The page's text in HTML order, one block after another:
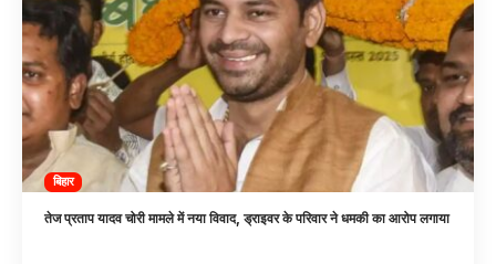
बिहार
तेज प्रताप यादव चोरी मामले में नया विवाद, ड्राइवर के परिवार ने धमकी का आरोप लगाया